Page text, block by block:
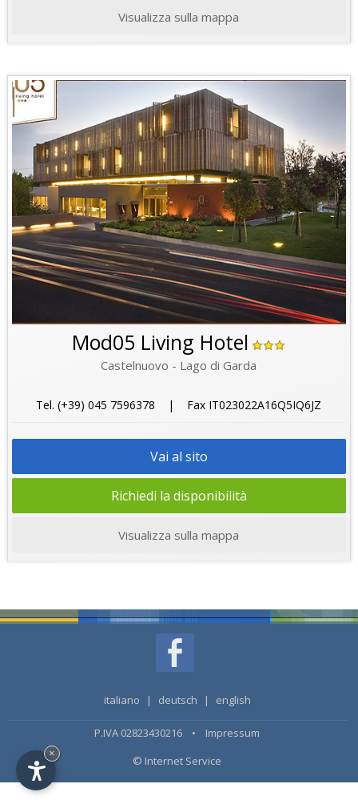
Visualizza sulla mappa
Mod05 Living Hotel
Castelnuovo - Lago di Garda
Tel. (+39) 045 7596378 | Fax IT023022A16Q5IQ6JZ
Vai al sito
Richiedi la disponibilità
Visualizza sulla mappa
italiano | deutsch | english
P.IVA 02823430216 • Impressum
© Internet Service
×